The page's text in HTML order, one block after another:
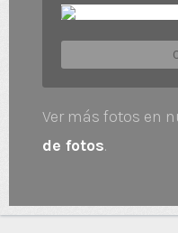
Ver más fotos en
de fotos.